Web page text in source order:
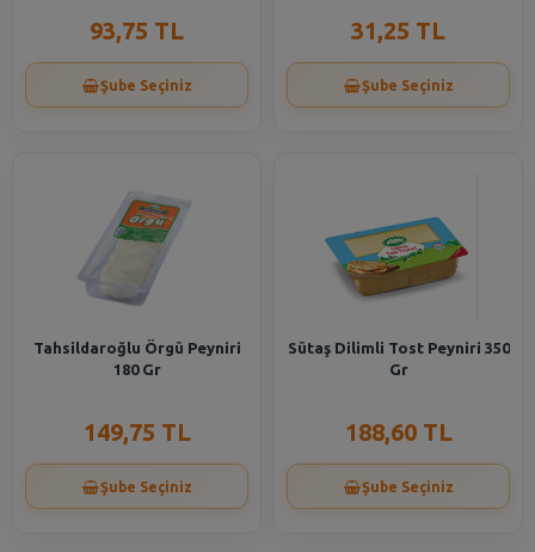
93,75 TL
Şube Seçiniz
31,25 TL
Şube Seçiniz
Tahsildaroğlu Örgü Peyniri
180 Gr
149,75 TL
Şube Seçiniz
Sütaş Dilimli Tost Peyniri 350
Gr
188,60 TL
Şube Seçiniz